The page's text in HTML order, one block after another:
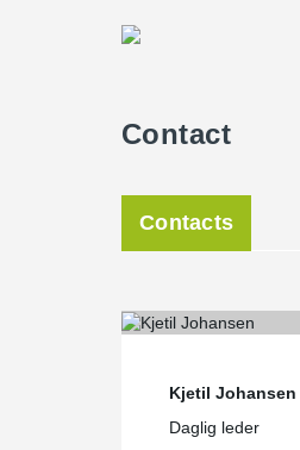
Contact
Contacts
Kjetil Johansen
Daglig leder